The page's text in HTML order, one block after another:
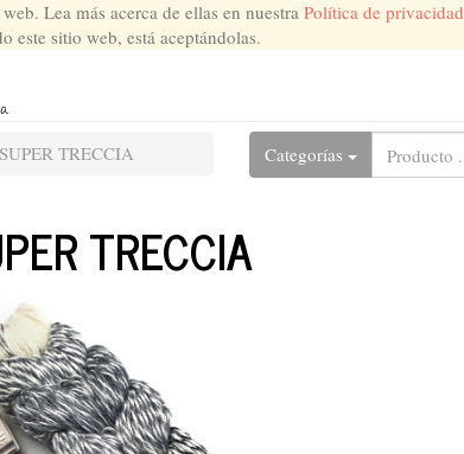
Lea más acerca de ellas en nuestraPolítica de privacidad
este sitio web, está aceptándolas.
TRECCIA Categorías
TRECCIA